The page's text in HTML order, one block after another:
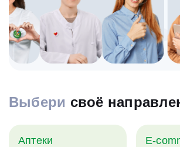
Выбери своё
Аптеки E-